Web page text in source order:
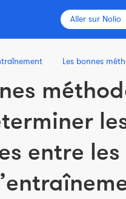
Aller sur Nolio
Les bonnes
entre les